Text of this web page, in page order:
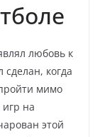
любовь к
когда
мимо
на
этой